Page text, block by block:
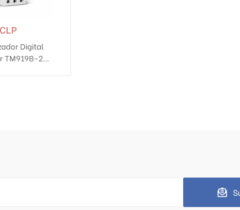
Digital
TM919B-2